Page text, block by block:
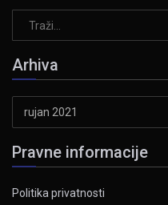
Arhiva
Pravne informacije
Politika privatnosti